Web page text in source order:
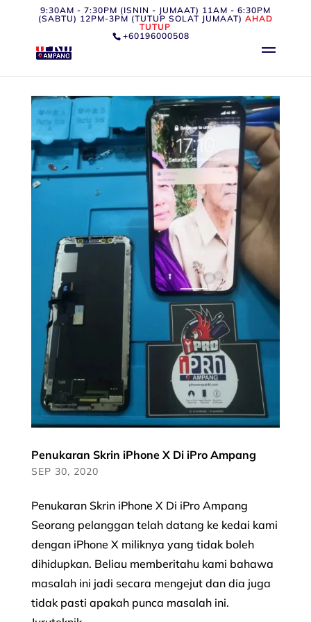
9:30AM - 7:30PM (ISNIN - JUMAAT) 11AM - 6:30PM
(SABTU) 12PM-3PM (TUTUP SOLAT JUMAAT) AHAD
TUTUP
+60196000508
Penukaran Skrin iPhone X Di iPro Ampang
SEP 30, 2020
Penukaran Skrin iPhone X Di iPro Ampang
Seorang pelanggan telah datang ke kedai kami
dengan iPhone X miliknya yang tidak boleh
dihidupkan. Beliau memberitahu kami bahawa
masalah ini jadi secara mengejut dan dia juga
tidak pasti apakah punca masalah ini.